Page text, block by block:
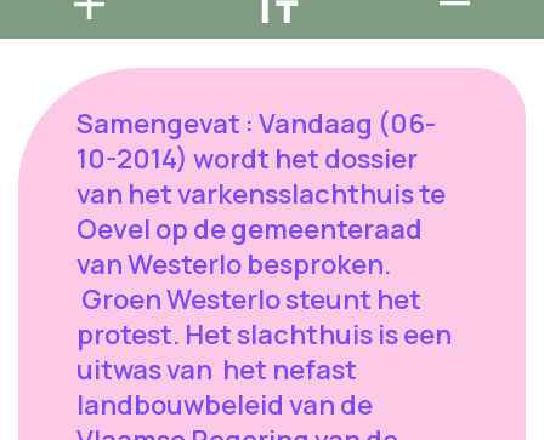
Samengevat : Vandaag (06-
10-2014) wordt het dossier
van het varkensslachthuis te
Oevel op de gemeenteraad
van Westerlo besproken.
Groen Westerlo steunt het
protest. Het slachthuis is een
uitwas van het nefast
landbouwbeleid van de